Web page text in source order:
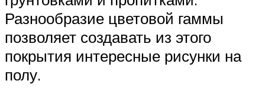
Разнообразие цветовой гаммы
позволяет создавать из этого
покрытия интересные рисунки на
полу.